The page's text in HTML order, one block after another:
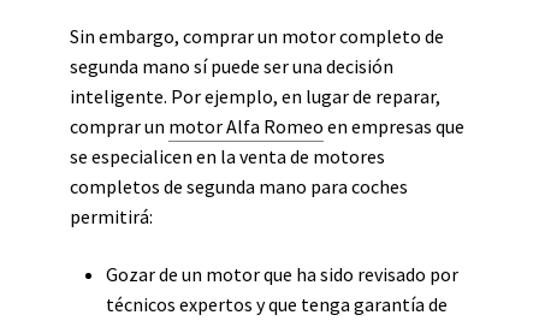
Sin embargo, comprar un motor completo de
segunda mano sí puede ser una decisión
inteligente. Por ejemplo, en lugar de reparar,
comprar un motor Alfa Romeo en empresas que
se especialicen en la venta de motores
completos de segunda mano para coches
permitirá:
Gozar de un motor que ha sido revisado por
técnicos expertos y que tenga garantía de